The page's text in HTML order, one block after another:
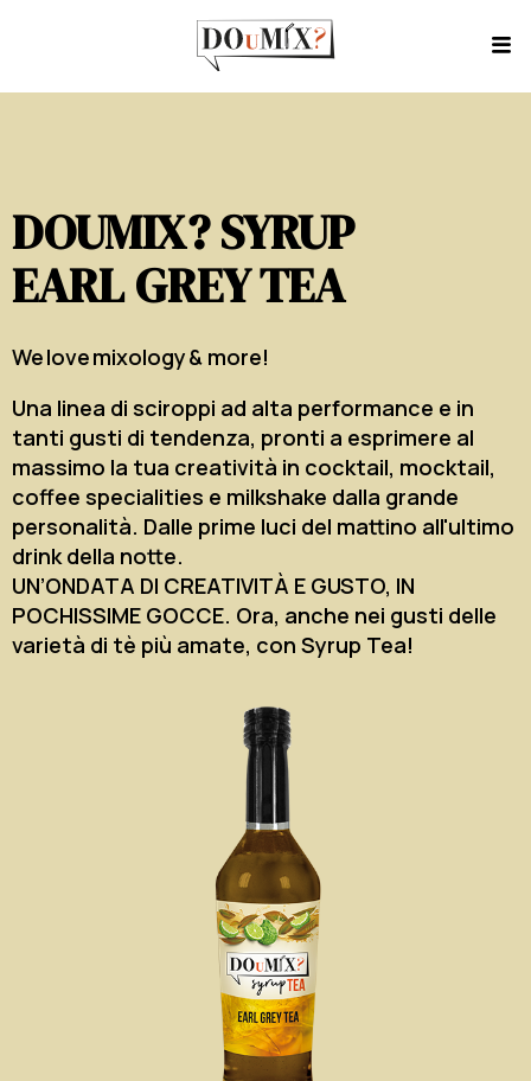
DOUMIX? SYRUP
EARL GREY TEA
We love mixology & more!
Una linea di sciroppi ad alta performance e in
tanti gusti di tendenza, pronti a esprimere al
massimo la tua creatività in cocktail, mocktail,
coffee specialities e milkshake dalla grande
personalità. Dalle prime luci del mattino all'ultimo
drink della notte.
UN’ONDATA DI CREATIVITÀ E GUSTO, IN
POCHISSIME GOCCE. Ora, anche nei gusti delle
varietà di tè più amate, con Syrup Tea!